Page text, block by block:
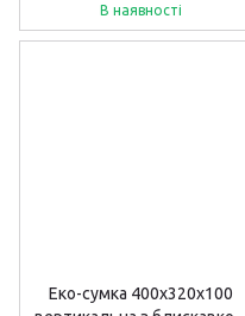
В наявності
Еко-сумка 400х320х100